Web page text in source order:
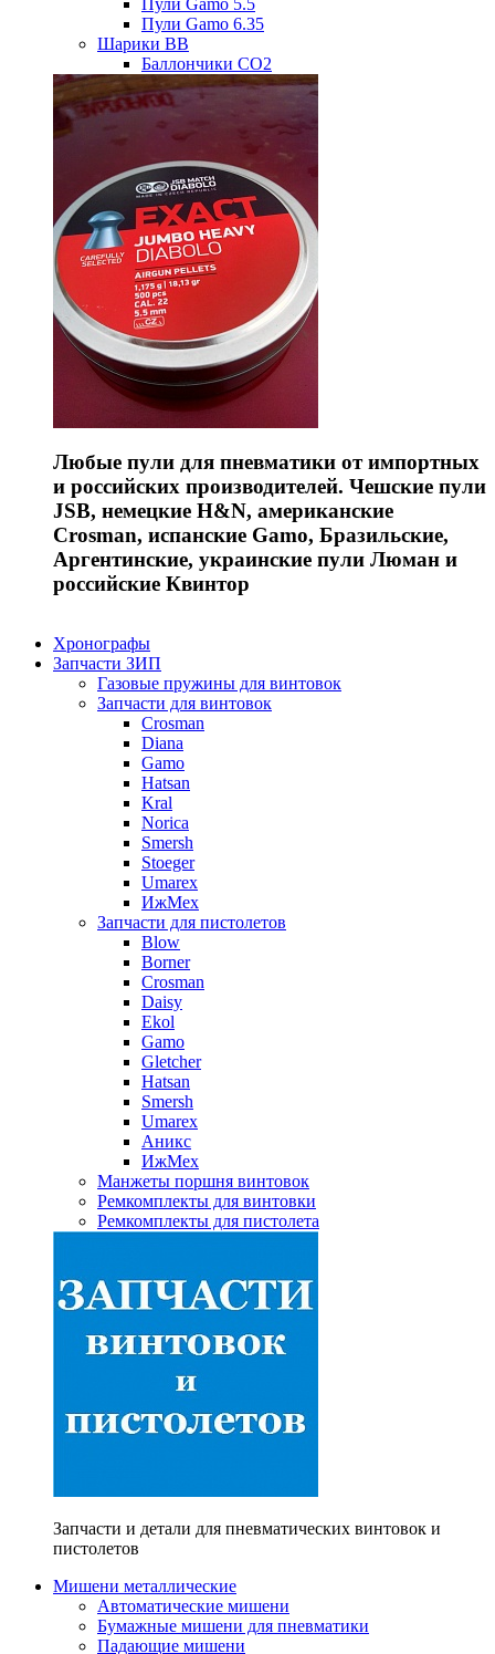
Пули Gamo 5.5
Пули Gamo 6.35
Шарики BB
Баллончики CO2
Любые пули для пневматики от импортных
и российских производителей. Чешские пули
JSB, немецкие H&N, американские
Crosman, испанские Gamo, Бразильские,
Аргентинские, украинские пули Люман и
российские Квинтор
Хронографы
Запчасти ЗИП
Газовые пружины для винтовок
Запчасти для винтовок
Crosman
Diana
Gamo
Hatsan
Kral
Norica
Smersh
Stoeger
Umarex
ИжМех
Запчасти для пистолетов
Blow
Borner
Crosman
Daisy
Ekol
Gamo
Gletcher
Hatsan
Smersh
Umarex
Аникс
ИжМех
Манжеты поршня винтовок
Ремкомплекты для винтовки
Ремкомплекты для пистолета
Запчасти и детали для пневматических винтовок и
пистолетов
Мишени металлические
Автоматические мишени
Бумажные мишени для пневматики
Падающие мишени